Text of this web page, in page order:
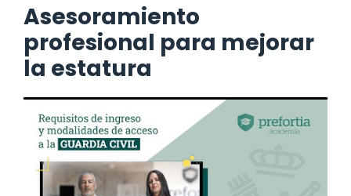
Asesoramiento
profesional para mejorar
la estatura